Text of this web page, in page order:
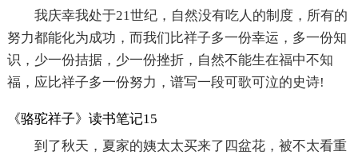
我庆幸我处于21世纪，自然没有吃人的制度，所有的
努力都能化为成功，而我们比祥子多一份幸运，多一份知
识，少一份拮据，少一份挫折，自然不能生在福中不知
福，应比祥子多一份努力，谱写一段可歌可泣的史诗!
《骆驼祥子》读书笔记15
到了秋天，夏家的姨太太买来了四盆花，被不太看重